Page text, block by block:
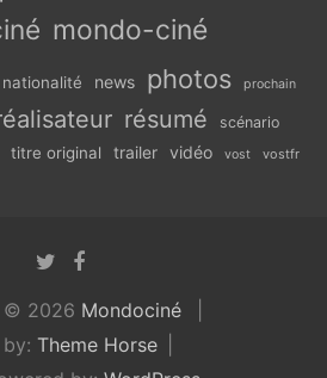
mondo-ciné
nationalité news photos prochain
résumé scénario
titre original trailer vidéo vost vostfr
© 2026 Mondociné
Theme Horse